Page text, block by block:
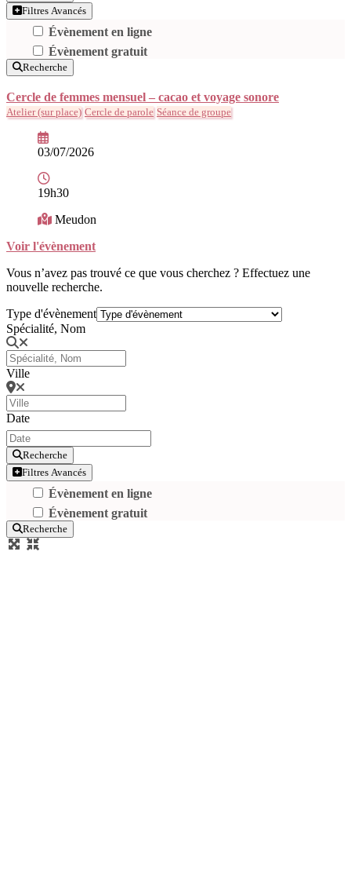
Filtres Avancés
Évènement en ligne
Évènement gratuit
Recherche
Cercle de femmes mensuel – cacao et voyage sonore
Atelier (sur place) Cercle de parole Séance de groupe
03/07/2026
19h30
Meudon
Voir l'évènement
Vous n’avez pas trouvé ce que vous cherchez ? Effectuez une
nouvelle recherche.
Type d'évènement
Spécialité, Nom
Ville
Date
Recherche
Filtres Avancés
Évènement en ligne
Évènement gratuit
Recherche